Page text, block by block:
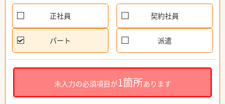
正社員 契約社員
パート 派遣
未入力の必須項目が1箇所あります